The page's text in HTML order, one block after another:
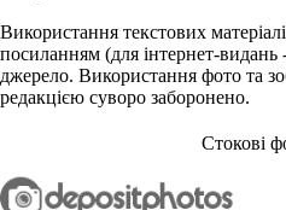
Використання текстових
посиланням (для інтернет-видань
джерело. Використання фото та
редакцією суворо заборонено.
Стокові